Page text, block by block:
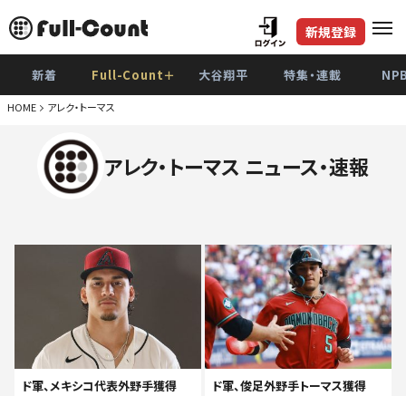
新規登録
新着 Full-Count＋ 大谷翔平 特集・連載
HOME アレク・トーマス
アレク・トーマス ニュース・速報
ド軍、メキシコ代表外野手獲得
ド軍、俊足外野手トーマス獲得